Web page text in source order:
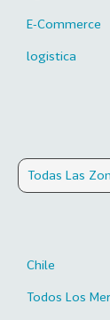
E-Commerce
logistica
Todas Las
Chile
Todos Los